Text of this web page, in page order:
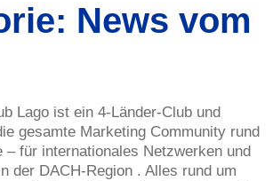
News vom
Lago ist ein 4-Länder-Club und
gesamte Marketing Community rund
– für internationales Netzwerken und
der DACH-Region . Alles rund um